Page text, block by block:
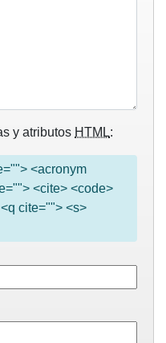
y atributos HTML:
<acronym
<cite> <code>
cite=""> <s>